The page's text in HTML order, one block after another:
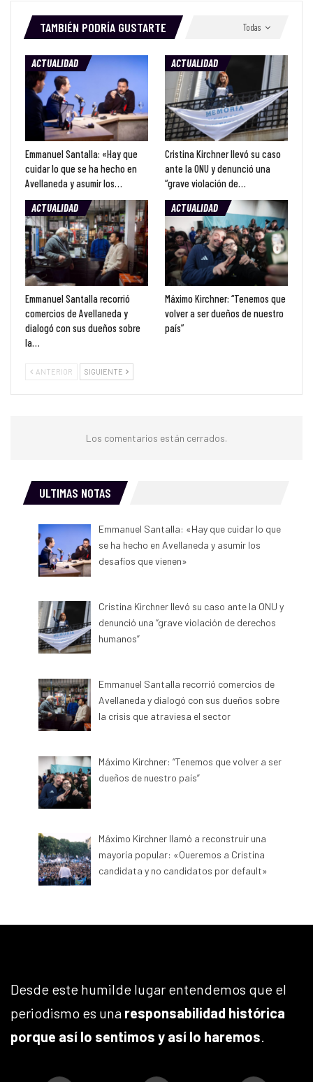
Todas
TAMBIÉN PODRÍA GUSTARTE
ACTUALIDAD
Emmanuel Santalla: «Hay que
cuidar lo que se ha hecho en
Avellaneda y asumir los…
ACTUALIDAD
Cristina Kirchner llevó su caso
ante la ONU y denunció una
“grave violación de…
ACTUALIDAD
Emmanuel Santalla recorrió
comercios de Avellaneda y
dialogó con sus dueños sobre
la…
ACTUALIDAD
Máximo Kirchner: “Tenemos que
volver a ser dueños de nuestro
país”
ANTERIOR SIGUIENTE
Los comentarios están cerrados.
ULTIMAS NOTAS
Emmanuel Santalla: «Hay que cuidar lo que
se ha hecho en Avellaneda y asumir los
desafíos que vienen»
Cristina Kirchner llevó su caso ante la ONU y
denunció una “grave violación de derechos
humanos”
Emmanuel Santalla recorrió comercios de
Avellaneda y dialogó con sus dueños sobre
la crisis que atraviesa el sector
Máximo Kirchner: “Tenemos que volver a ser
dueños de nuestro país”
Máximo Kirchner llamó a reconstruir una
mayoría popular: «Queremos a Cristina
candidata y no candidatos por default»
Desde este humilde lugar entendemos que el
periodismo es una responsabilidad histórica
porque así lo sentimos y así lo haremos.